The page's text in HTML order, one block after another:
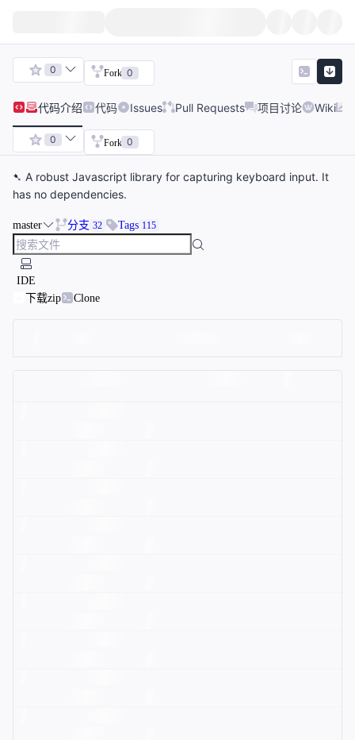
0 Fork 0
代码介绍 代码 Issues Pull Requests 项目讨论 Wiki
0 Fork 0
➷ A robust Javascript library for capturing keyboard input. It
has no dependencies.
master 分支 32 Tags 115
IDE
下载zip
Clone